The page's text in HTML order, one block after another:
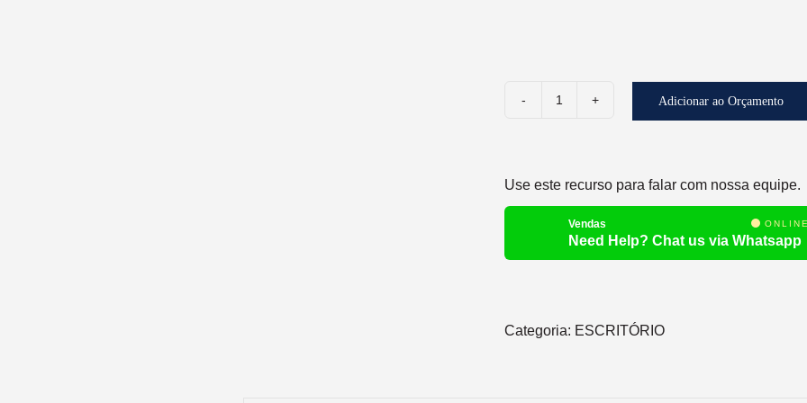
Adicionar ao Orçamento
Use este recurso para falar com nossa equipe.
Vendas
Need Help? Chat us via Whatsapp
Categoria: ESCRITÓRIO